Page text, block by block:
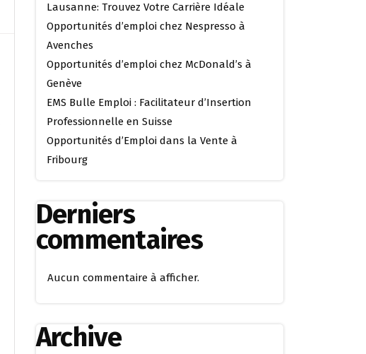
Lausanne: Trouvez Votre Carrière Idéale
Opportunités d’emploi chez Nespresso à
Avenches
Opportunités d’emploi chez McDonald’s à
Genève
EMS Bulle Emploi : Facilitateur d’Insertion
Professionnelle en Suisse
Opportunités d’Emploi dans la Vente à
Fribourg
Derniers
commentaires
Aucun commentaire à afficher.
Archive